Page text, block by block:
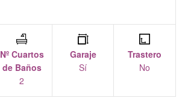
Nº Cuartos
de Baños
2
Garaje
Sí
Trastero
No